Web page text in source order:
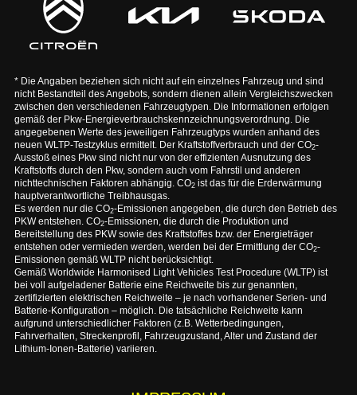
* Die Angaben beziehen sich nicht auf ein einzelnes Fahrzeug und sind
nicht Bestandteil des Angebots, sondern dienen allein Vergleichszwecken
zwischen den verschiedenen Fahrzeugtypen. Die Informationen erfolgen
gemäß der Pkw-Energieverbrauchskennzeichnungsverordnung. Die
angegebenen Werte des jeweiligen Fahrzeugtyps wurden anhand des
neuen WLTP-Testzyklus ermittelt. Der Kraftstoffverbrauch und der CO2-
Ausstoß eines Pkw sind nicht nur von der effizienten Ausnutzung des
Kraftstoffs durch den Pkw, sondern auch vom Fahrstil und anderen
nichttechnischen Faktoren abhängig. CO2ist das für die Erderwärmung
hauptverantwortliche Treibhausgas.
Es werden nur die CO2-Emissionen angegeben, die durch den Betrieb des
PKW entstehen. CO2-Emissionen, die durch die Produktion und
Bereitstellung des PKW sowie des Kraftstoffes bzw. der Energieträger
entstehen oder vermieden werden, werden bei der Ermittlung der CO2-
Emissionen gemäß WLTP nicht berücksichtigt.
Gemäß Worldwide Harmonised Light Vehicles Test Procedure (WLTP) ist
bei voll aufgeladener Batterie eine Reichweite bis zur genannten,
zertifizierten elektrischen Reichweite – je nach vorhandener Serien- und
Batterie-Konfiguration – möglich. Die tatsächliche Reichweite kann
aufgrund unterschiedlicher Faktoren (z.B. Wetterbedingungen,
Fahrverhalten, Streckenprofil, Fahrzeugzustand, Alter und Zustand der
Lithium-Ionen-Batterie) variieren.